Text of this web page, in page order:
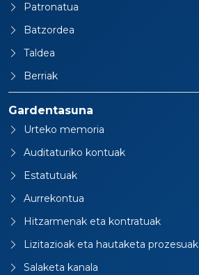
Patronatua
Batzordea
Taldea
Berriak
Gardentasuna
Urteko memoria
Auditaturiko kontuak
Estatutuak
Aurrekontua
Hitzarmenak eta kontratuak
Lizitazioak eta hautaketa prozesuak
Salaketa kanala